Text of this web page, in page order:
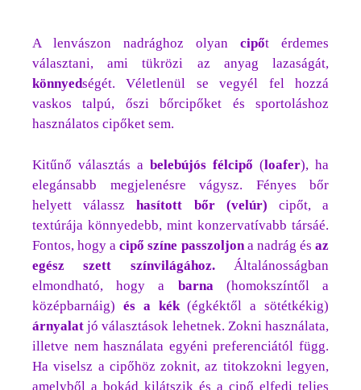
A lenvászon nadrághoz olyan cipőt érdemes
választani, ami tükrözi az anyag lazaságát,
könnyedségét. Véletlenül se vegyél fel hozzá
vaskos talpú, őszi bőrcipőket és sportoláshoz
használatos cipőket sem.
Kitűnő választás a belebújós félcipő (loafer), ha
elegánsabb megjelenésre vágysz. Fényes bőr
helyett válasszhasított bőr (velúr) cipőt, a
textúrája könnyedebb, mint konzervatívabb társáé.
Fontos, hogy acipő színe passzoljona nadrág ésaz
egész szett színvilágához.Általánosságban
elmondható, hogy a barna (homokszíntől a
középbarnáig) és a kék(égkéktől a sötétkékig)
árnyalatjó választások lehetnek. Zokni használata,
illetve nem használata egyéni preferenciától függ.
Ha viselsz a cipőhöz zoknit, az titokzokni legyen,
amelyből a bokád kilátszik és a cipő elfedi teljes